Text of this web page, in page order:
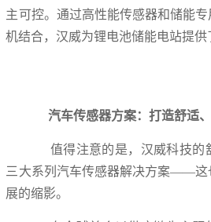
主可控。通过高性能传感器和储能
机结合，汉威为锂电池储能电站提供
汽车传感器方案：打造舒适
值得注意的是，汉威科技的
三大系列汽车传感器解决方案——这
展的缩影。